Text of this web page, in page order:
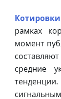
рамках
момент
средние